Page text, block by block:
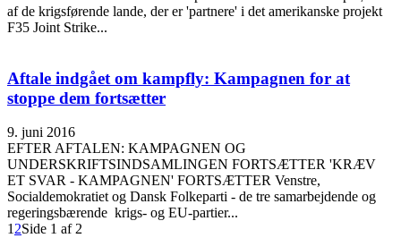
af de krigsførende lande, der er 'partnere' i det amerikanske projekt
F35 Joint Strike...
Aftale indgået om kampfly: Kampagnen for at
stoppe dem fortsætter
9. juni 2016
EFTER AFTALEN: KAMPAGNEN OG
UNDERSKRIFTSINDSAMLINGEN FORTSÆTTER 'KRÆV
ET SVAR - KAMPAGNEN' FORTSÆTTER Venstre,
Socialdemokratiet og Dansk Folkeparti - de tre samarbejdende og
regeringsbærende krigs- og EU-partier...
1 2Side 1 af 2